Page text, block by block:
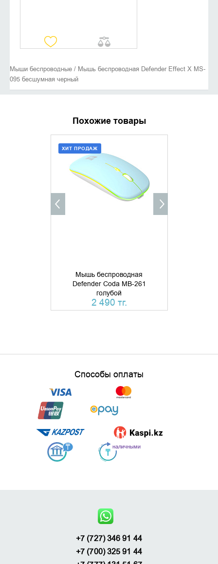
Мыши беспроводные / Мышь беспроводная Defender Effect X MS-
095 бесшумная черный
Похожие товары
Мышь беспроводная
Defender Coda MB-261
голубой
2 490 тг.
ХИТ ПРОДАЖ
ДОБАВИТЬ В КОРЗИНУ
КУПИТЬ В 1 КЛИК
Способы оплаты
+7 (727) 346 91 44
+7 (700) 325 91 44